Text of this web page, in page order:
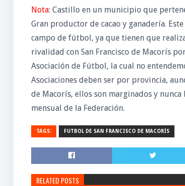
Nota: Castillo en un municipio que
Gran productor de cacao y ganadería.
campo de fútbol, ya que tienen que
rivalidad con San Francisco de Macorís
Asociación de Fútbol, la cual no
Asociaciones deben ser por provincia,
de Macorís, ellos son marginados y
mensual de la Federación.
TAGS: FUTBOL DE SAN FRANCISCO DE MACORÍS
RELATED POSTS